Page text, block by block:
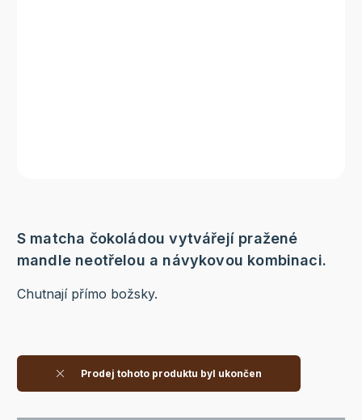
S matcha čokoládou vytvářejí pražené
mandle neotřelou a návykovou kombinaci.
Chutnají přímo božsky.
Prodej tohoto produktu byl ukončen